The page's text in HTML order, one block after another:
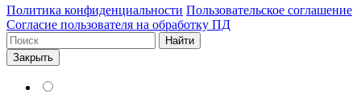
Политика конфиденциальности Пользовательское соглашение
Согласие пользователя на обработку ПД
Найти
Закрыть